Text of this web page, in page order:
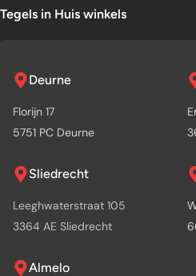
Tegels in Huis winkels
Deurne
Florijn 17
5751 PC Deurne
Sliedrecht
Leeghwaterstraat 105
3364 AE Sliedrecht
Almelo